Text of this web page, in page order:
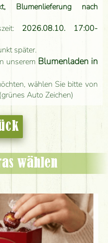
Blumenlieferung nach
2026.08.10. 17:00-
später.
unserem Blumenladen in
wählen Sie bitte von
Auto Zeichen)
wählen